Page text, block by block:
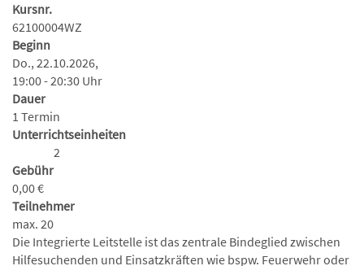
Kursnr.
62100004WZ
Beginn
Do., 22.10.2026,
19:00 - 20:30 Uhr
Dauer
1 Termin
Unterrichtseinheiten
2
Gebühr
0,00 €
Teilnehmer
max. 20
Die Integrierte Leitstelle ist das zentrale Bindeglied zwischen
Hilfesuchenden und Einsatzkräften wie bspw. Feuerwehr oder